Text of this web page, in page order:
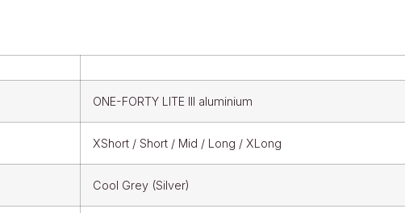
ONE-FORTY LITE III aluminium
XShort / Short / Mid / Long / XLong
Cool Grey (Silver)